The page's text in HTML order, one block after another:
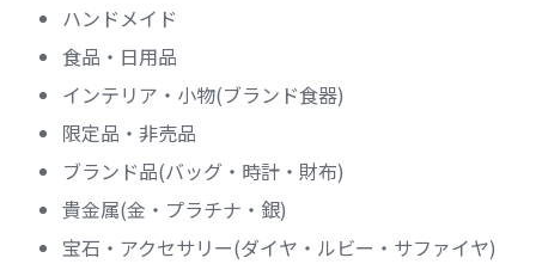
ハンドメイド
食品・日用品
インテリア・小物(ブランド食器)
限定品・非売品
ブランド品(バッグ・時計・財布)
貴金属(金・プラチナ・銀)
宝石・アクセサリー(ダイヤ・ルビー・サファイヤ)